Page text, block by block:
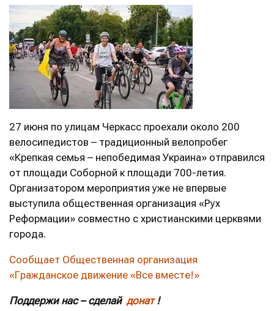
27 июня по улицам Черкасс проехали около 200
велосипедистов – традиционный велопробег
«Крепкая семья – непобедимая Украина» отправился
от площади Соборной к площади 700-летия.
Организатором мероприятия уже не впервые
выступила общественная организация «Рух
Реформации» совместно с христианскими церквями
города.
Сообщает Общественная организация
«Гражданское движение «Все вместе!»
Поддержи нас – сделай донат!